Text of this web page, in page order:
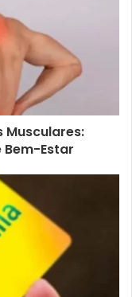
Musculares:
Estar